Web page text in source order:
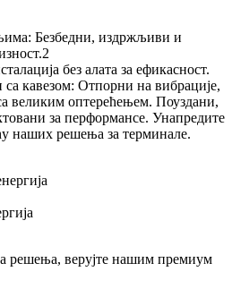
Безбедни, издржљиви и
без алата за ефикасност.
кавезом: Отпорни на вибрације,
великим оптерећењем. Поуздани,
за перформансе. Унапредите
наших решења за терминале.
решења, верујте нашим премиум